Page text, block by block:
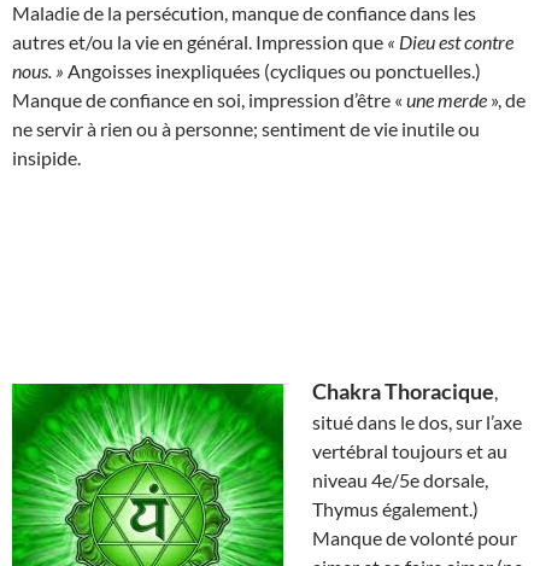
Maladie de la persécution, manque de confiance dans les
autres et/ou la vie en général. Impression que « Dieu est contre
nous. » Angoisses inexpliquées (cycliques ou ponctuelles.)
Manque de confiance en soi, impression d’être « une merde », de
ne servir à rien ou à personne; sentiment de vie inutile ou
insipide.
Chakra Thoracique,
situé dans le dos, sur l’axe
vertébral toujours et au
niveau 4e/5e dorsale,
Thymus également.)
Manque de volonté pour